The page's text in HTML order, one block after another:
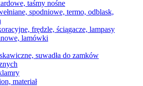
taśmy nośne
spodniowe, termo, odblask,
frędzle, ściągacze, lampasy
lamówki
suwadła do zamków
materiał